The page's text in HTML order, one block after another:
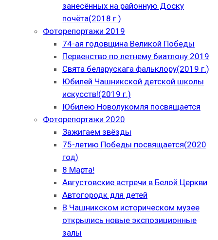
занесённых на районную Доску
почёта(2018 г.)
Фоторепортажи 2019
74-ая годовщина Великой Победы
Первенство по летнему биатлону 2019
Свята беларускага фальклору(2019 г.)
Юбилей Чашникской детской школы
искусств!(2019 г.)
Юбилею Новолукомля посвящается
Фоторепортажи 2020
Зажигаем звёзды
75-летию Победы посвящается(2020
год)
8 Марта!
Августовские встречи в Белой Церкви
Автогородк для детей
В Чашникском историческом музее
открылись новые экспозиционные
залы